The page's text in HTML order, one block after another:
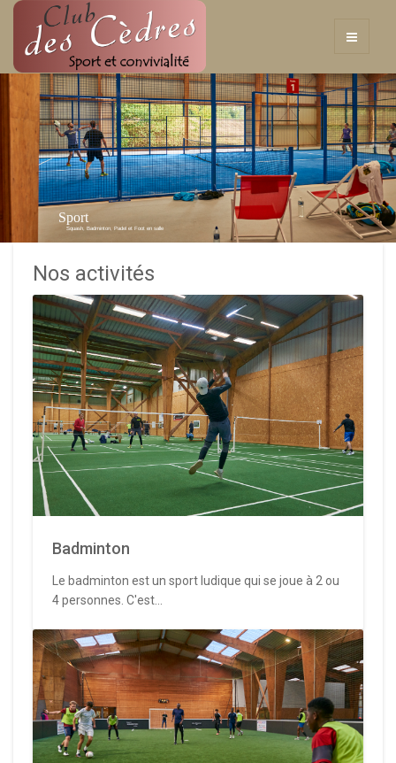
Sport
Squash, Badminton, Padel et Foot en salle
Nos activités
Badminton
Le badminton est un sport ludique qui se joue à 2 ou
4 personnes. C'est...